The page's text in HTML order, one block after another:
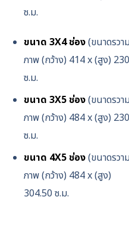
ซ.ม.
ขนาด 3X4 ช่อง(ขนาดรวาม
ภาพ (กว้าง) 414 x (สูง) 230
ซ.ม.
ขนาด 3X5 ช่อง(ขนาดรวาม
ภาพ (กว้าง) 484 x (สูง) 230
ซ.ม.
ขนาด 4X5 ช่อง(ขนาดรวาม
ภาพ (กว้าง) 484 x (สูง)
304.50 ซ.ม.